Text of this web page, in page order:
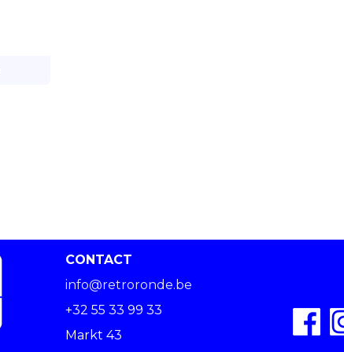
CONTACT
info@retroronde.be
+32 55 33 99 33
Markt 43